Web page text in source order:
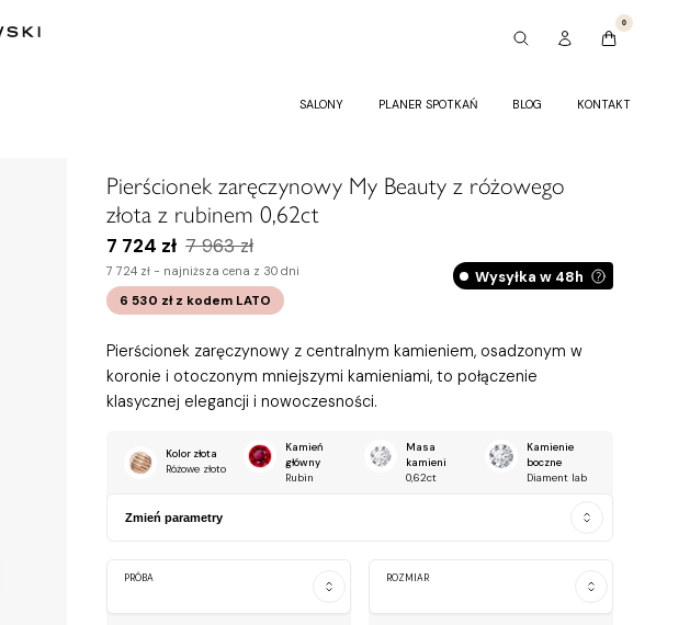
0
SALONY PLANER SPOTKAŃ BLOG KONTAKT
Pierścionek zaręczynowy My Beauty z różowego
złota z rubinem 0,62ct
7 724 zł 7 963 zł
7 724 zł - najniższa cena z 30 dni
6 530 zł z kodemLATO
Wysyłka w 48h
Pierścionek zaręczynowy z centralnym kamieniem, osadzonym w
koronie i otoczonym mniejszymi kamieniami, to połączenie
klasycznej elegancji i nowoczesności.
Kolor złota
Różowe złoto
Kamień
główny
Rubin
Masa
kamieni
0,62ct
Kamienie
boczne
Diament lab
Zmień parametry
PRÓBA ROZMIAR